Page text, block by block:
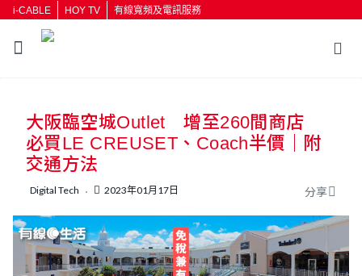
i-CABLE HOY TV 有線寬頻及電訊服務
按輸入鍵開始搜尋
大阪臨空城Outlet 增至260間商店
必買LE CREUSET、Coach半價｜附
交通方法
Digital Tech 2023年01月17日 分享